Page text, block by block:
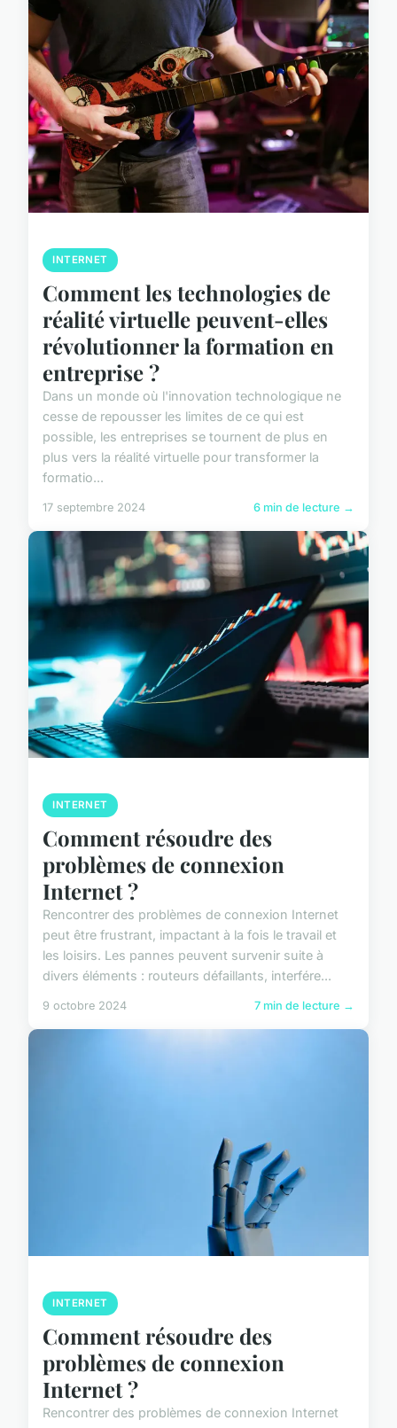
INTERNET
Comment les technologies de
réalité virtuelle peuvent-elles
révolutionner la formation en
entreprise ?
Dans un monde où l'innovation technologique ne
cesse de repousser les limites de ce qui est
possible, les entreprises se tournent de plus en
plus vers la réalité virtuelle pour transformer la
formatio...
17 septembre 2024 6 min de lecture →
INTERNET
Comment résoudre des
problèmes de connexion
Internet ?
Rencontrer des problèmes de connexion Internet
peut être frustrant, impactant à la fois le travail et
les loisirs. Les pannes peuvent survenir suite à
divers éléments : routeurs défaillants, interfére...
9 octobre 2024 7 min de lecture →
INTERNET
Comment résoudre des
problèmes de connexion
Internet ?
Rencontrer des problèmes de connexion Internet